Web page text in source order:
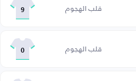
قلب الهجوم 9
قلب الهجوم 0